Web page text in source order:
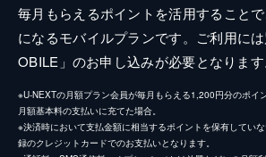
毎月もらえるポイントを活用すること
になるモバイルプランです。ご利用に
OBILE」のお申し込みが必要となります
※U-NEXTの月額プラン会員が毎月もらえる1,200円分のポイ
月額基本料の支払いに充てた場合。
※決済時において支払金額に相当するポイントを保有してい
録のクレジットカードでのお支払いとなります。